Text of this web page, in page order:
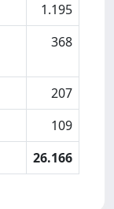
1.195
368
207
109
26.166